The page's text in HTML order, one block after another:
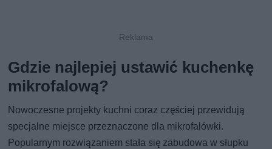
Gdzie najlepiej ustawić kuchenkę
mikrofalową?
Nowoczesne projekty kuchni coraz częściej przewidują
specjalne miejsce przeznaczone dla mikrofalówki.
Popularnym rozwiązaniem stała się zabudowa w słupku